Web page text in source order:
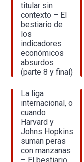
titular sin
contexto – El
bestiario de
los
indicadores
económicos
absurdos
(parte 8 y final)
La liga
internacional, o
cuando
Harvard y
Johns Hopkins
suman peras
con manzanas
– El bestiario